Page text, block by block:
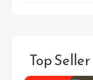
Top Seller